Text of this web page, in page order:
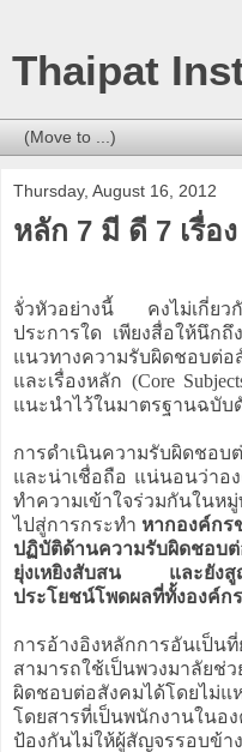
Thaipat
Thursday, August 16, 2012
หลัก 7 มี ดี 7 เรื่อง
จั่วหัวอย่างนี้ คงไม่เกี่ยว
ประการใด เพียงสื่อให้นึกถึ
แนวทางความรับผิดชอบต่อ
และเรื่องหลัก (Core
แนะนำไว้ในมาตรฐานฉบับ
การดำเนินความรับผิดชอ
และน่าเชื่อถือ แน่นอนว่าอ
ทำความเข้าใจร่วมกันในห
ไปสู่การกระทำ หากองค์กร
ปฏิบัติด้านความรับผิดชอ
ยุ่งเหยิงสับสน และยังสูญ
ประโยชน์โพดผลที่ทั้งองค์ก
การอ้างอิงหลักการอันเป็น
สามารถใช้เป็นพวงมาลัยช่
ผิดชอบต่อสังคมได้โดยไ
โดยสารที่เป็นพนักงานใน
ป้องกันไม่ให้ผู้สัญจรรอบข้